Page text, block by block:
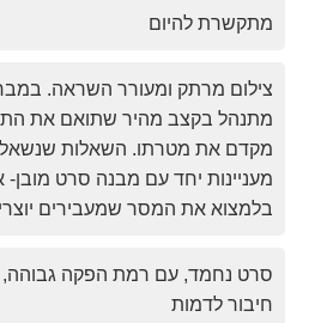
מתקשרת להיום
צילום מרתק ומעורר השראה.
מתנהל בקצב מהיר שתואם את
מקדם את מטרתו. השאלות שנשאל
מעניינות יחד עם מבנה סרט מובן-
בלמצוא את המסר שמעבירים
סרט נחמד, עם רמת הפקה
חיבור לדמות